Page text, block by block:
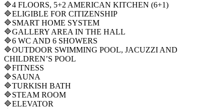
🔷4 FLOORS, 5+2 AMERICAN KITCHEN (6+1)
🔷ELIGIBLE FOR CITIZENSHIP
🔷SMART HOME SYSTEM
🔷GALLERY AREA IN THE HALL
🔷6 WC AND 6 SHOWERS
🔷OUTDOOR SWIMMING POOL, JACUZZI AND
CHILDREN’S POOL
🔷FITNESS
🔷SAUNA
🔷TURKISH BATH
🔷STEAM ROOM
🔷ELEVATOR